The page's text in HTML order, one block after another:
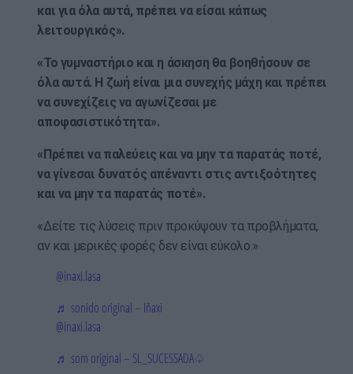
και για όλα αυτά, πρέπει να είσαι κάπως
λειτουργικός».
«Το γυμναστήριο και η άσκηση θα βοηθήσουν σε
όλα αυτά. Η ζωή είναι μια συνεχής μάχη και πρέπει
να συνεχίζεις να αγωνίζεσαι με
αποφασιστικότητα».
«Πρέπει να παλεύεις και να μην τα παρατάς ποτέ,
να γίνεσαι δυνατός απέναντι στις αντιξοότητες
και να μην τα παρατάς ποτέ».
«Δείτε τις λύσεις πριν προκύψουν τα προβλήματα,
αν και μερικές φορές δεν είναι εύκολο.»
@inaxi.lasa
♬ sonido original – Iñaxi
@inaxi.lasa
♬ som original – SL_SUCESSADA♤